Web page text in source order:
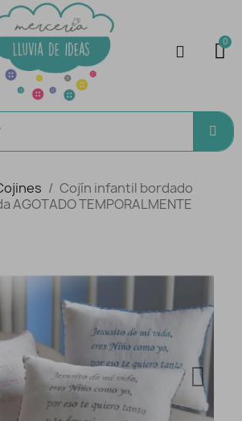
Cojín infantil bordado
AGOTADO TEMPORALMENTE